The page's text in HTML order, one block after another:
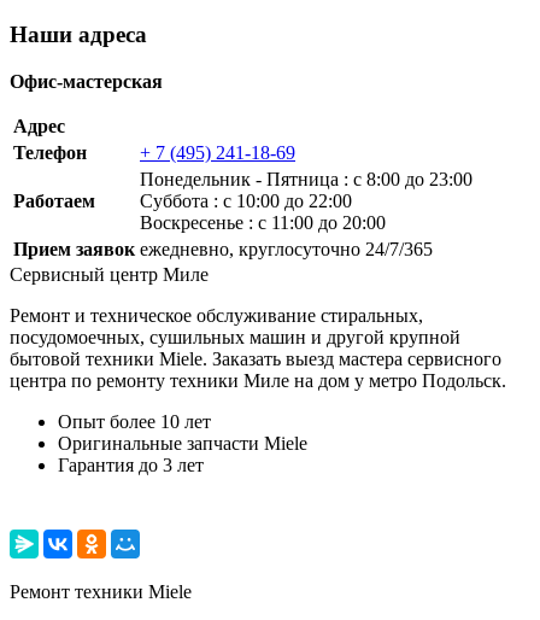
Наши адреса
Офис-мастерская
Адрес
Телефон
+ 7 (495) 241-18-69
Работаем
Понедельник ‐ Пятница : с 8:00 до 23:00
Суббота : с 10:00 до 22:00
Воскресенье : с 11:00 до 20:00
Прием заявок ежедневно, круглосуточно 24/7/365
Сервисный центр Миле
Ремонт и техническое обслуживание стиральных,
посудомоечных, сушильных машин и другой крупной
бытовой техники Miele. Заказать выезд мастера сервисного
центра по ремонту техники Миле на дом у метро Подольск.
Опыт более 10 лет
Оригинальные запчасти Miele
Гарантия до 3 лет
Ремонт техники Miele